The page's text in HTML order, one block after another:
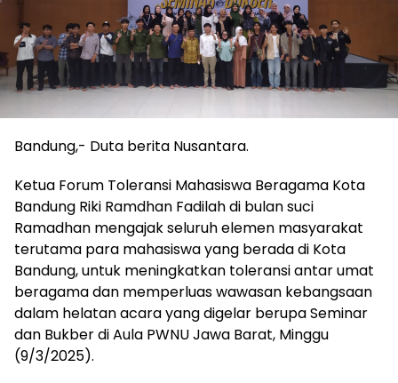
Bandung,- Duta berita Nusantara.
Ketua Forum Toleransi Mahasiswa Beragama Kota
Bandung Riki Ramdhan Fadilah di bulan suci
Ramadhan mengajak seluruh elemen masyarakat
terutama para mahasiswa yang berada di Kota
Bandung, untuk meningkatkan toleransi antar umat
beragama dan memperluas wawasan kebangsaan
dalam helatan acara yang digelar berupa Seminar
dan Bukber di Aula PWNU Jawa Barat, Minggu
(9/3/2025).